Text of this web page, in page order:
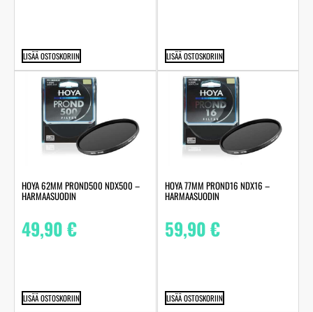
LISÄÄ OSTOSKORIIN LISÄÄ OSTOSKORIIN
HOYA 62MM PROND500 NDX500 –
HARMAASUODIN
49,90€
LISÄÄ OSTOSKORIIN
HOYA 77MM PROND16 NDX16 –
HARMAASUODIN
59,90€
LISÄÄ OSTOSKORIIN